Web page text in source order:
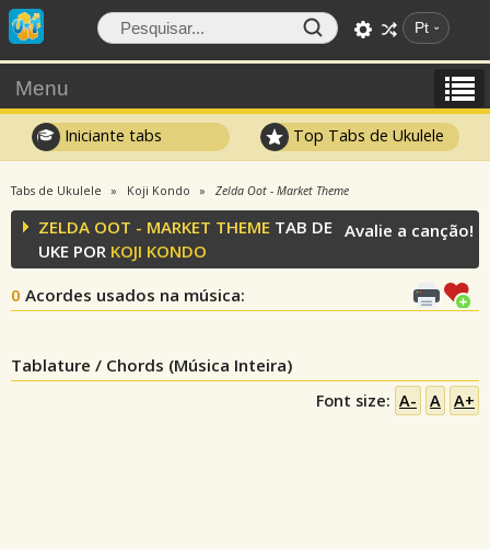
Pt
Menu
Iniciante tabs Top Tabs de Ukulele
Tabs de Ukulele Koji Kondo Zelda Oot - Market Theme
ZELDA OOT - MARKET THEME TAB DE
UKE POR KOJI KONDO
0 Acordes usados na música:
Avalie a canção!
Tablature / Chords (Música Inteira)
Font size: A- A A+